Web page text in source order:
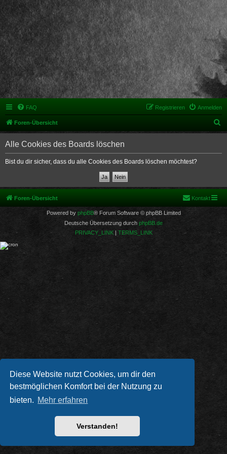
Diese Website nutzt Cookies, um dir den
bestmöglichen Komfort bei der Nutzung zu
bieten. Mehr erfahren
Verstanden!
FAQ Anmelden
Registrieren
Foren-Übersicht
u
Alle Cookies des Boards löschen
Bist du dir sicher, dass du alle Cookies des Boards löschen möchtest?
Foren-Übersicht Kontakt
Powered by phpBB® Forum Software © phpBB Limited
Deutsche Übersetzung durch phpBB.de
PRIVACY_LINK| TERMS_LINK